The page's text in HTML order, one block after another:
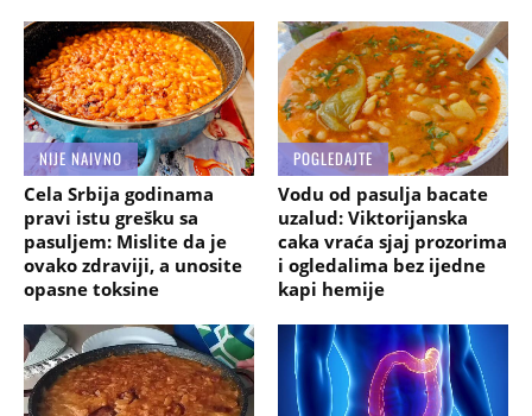
NIJE NAIVNO
Cela Srbija godinama
pravi istu grešku sa
pasuljem: Mislite da je
ovako zdraviji, a unosite
opasne toksine
POGLEDAJTE
Vodu od pasulja bacate
uzalud: Viktorijanska
caka vraća sjaj prozorima
i ogledalima bez ijedne
kapi hemije